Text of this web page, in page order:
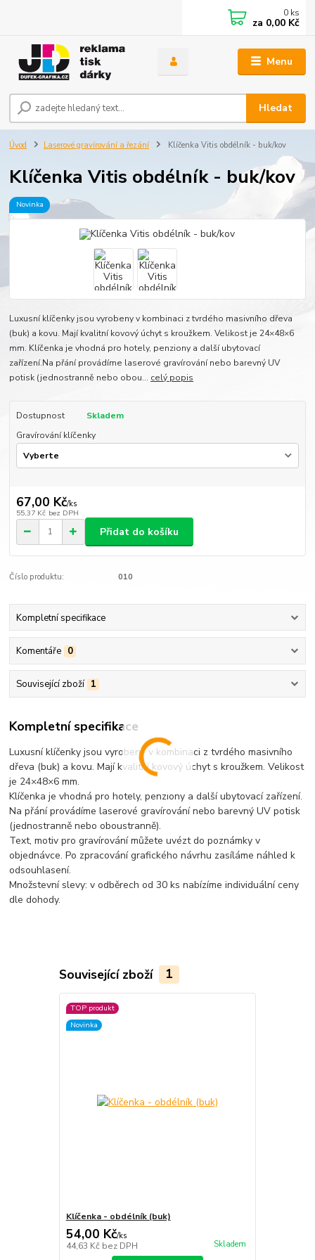
Menu
Hledat
0 ks
za 0,00 Kč
Úvod Laserové gravírování a řezání Klíčenka Vitis obdélník - buk/kov
Klíčenka Vitis obdélník - buk/kov
Novinka
Luxusní klíčenky jsou vyrobeny v kombinaci z tvrdého masivního dřeva
(buk) a kovu. Mají kvalitní kovový úchyt s kroužkem. Velikost je 24×48×6
mm. Klíčenka je vhodná pro hotely, penziony a další ubytovací
zařízení.Na přání provádíme laserové gravírování nebo barevný UV
potisk (jednostranně nebo obou... celý popis
Dostupnost
Skladem
Gravírování klíčenky
67,00 Kč/ks
55,37 Kč bez DPH
Přidat do košíku
Číslo produktu: 010
Kompletní specifikace
Komentáře 0
Související zboží 1
Kompletní specifikace
Luxusní klíčenky jsou vyrobeny v kombinaci z tvrdého masivního
dřeva (buk) a kovu. Mají kvalitní kovový úchyt s kroužkem. Velikost
je 24×48×6 mm.
Klíčenka je vhodná pro hotely, penziony a další ubytovací zařízení.
Na přání provádíme laserové gravírování nebo barevný UV potisk
(jednostranně nebo oboustranně).
Text, motiv pro gravírování můžete uvézt do poznámky v
objednávce. Po zpracování grafického návrhu zasíláme náhled k
odsouhlasení.
Množstevní slevy: v odběrech od 30 ks nabízíme individuální ceny
dle dohody.
Související zboží 1
TOP produkt
Novinka
Klíčenka - obdélník (buk)
54,00 Kč/ks
44,63 Kč bez DPH Skladem